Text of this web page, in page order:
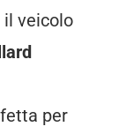
il veicolo
per